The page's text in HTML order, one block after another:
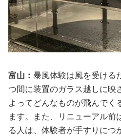
富山： 暴風体験は風を受ける
つ間に装置のガラス越しに映
よってどんなものが飛んでく
ます。また、リニューアル前
る人は、体験者が手すりにつ